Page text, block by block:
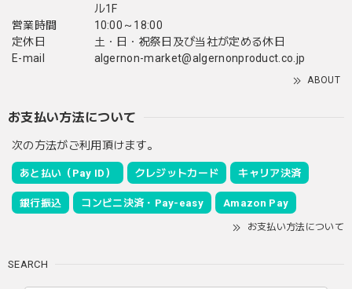
ル1F
営業時間
10:00～18:00
定休日
土・日・祝祭日及び当社が定める休日
E-mail
algernon-market@algernonproduct.co.jp
ABOUT
お支払い方法について
次の方法がご利用頂けます。
あと払い（Pay ID） クレジットカード キャリア決済
銀行振込 コンビニ決済・Pay-easy Amazon Pay
お支払い方法について
SEARCH